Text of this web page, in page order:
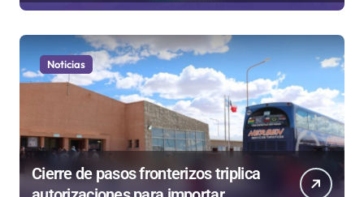
Noticias
Cierre de pasos fronterizos triplica